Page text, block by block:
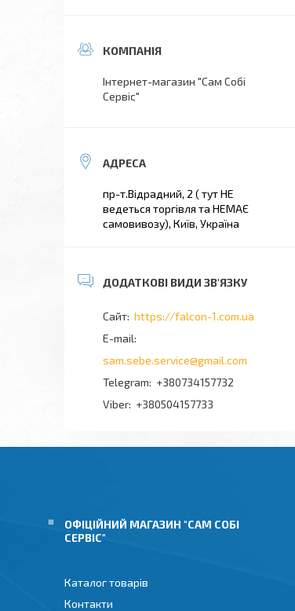
Інтернет-магазин "Сам Собі
Сервіс"
пр-т.Відрадний, 2 ( тут НЕ
ведеться торгівля та НЕМАЄ
самовивозу), Київ, Україна
https://falcon-1.com.ua
sam.sebe.service@gmail.com
+380734157732
+380504157733
ОФІЦІЙНИЙ МАГАЗИН "САМ СОБІ
СЕРВІС"
Каталог товарів
Контакти